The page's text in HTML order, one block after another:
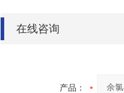
在线咨询
产品：